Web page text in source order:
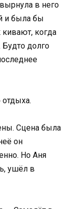
в него
и была бы
кивают, когда
долго
Сцена была
он
Но Аня
ушёл в